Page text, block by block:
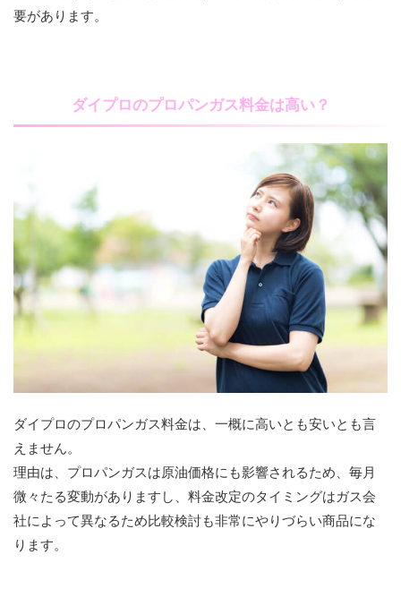
要があります。
ダイプロのプロパンガス料金は高い？
ダイプロのプロパンガス料金は、一概に高いとも安いとも言
えません。
理由は、プロパンガスは原油価格にも影響されるため、毎月
微々たる変動がありますし、料金改定のタイミングはガス会
社によって異なるため比較検討も非常にやりづらい商品にな
ります。